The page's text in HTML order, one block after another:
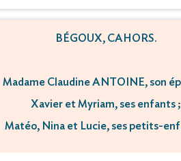
BÉGOUX, CAHORS.
Madame Claudine ANTOINE, son
Xavier et Myriam, ses enfants ;
Matéo, Nina et Lucie, ses petits-